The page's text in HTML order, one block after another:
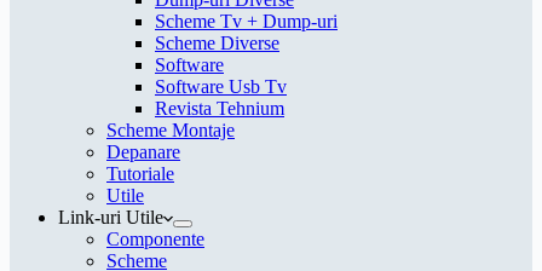
Scheme Tv + Dump-uri
Scheme Diverse
Software
Software Usb Tv
Revista Tehnium
Scheme Montaje
Depanare
Tutoriale
Utile
Link-uri Utile
Componente
Scheme